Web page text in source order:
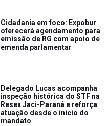
Cidadania em foco: Expobur
oferecerá agendamento para
emissão de RG com apoio de
emenda parlamentar
Delegado Lucas acompanha
inspeção histórica do STF na
Resex Jaci-Paraná e reforça
atuação desde o início do
mandato